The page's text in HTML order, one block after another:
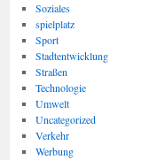
Soziales
spielplatz
Sport
Stadtentwicklung
Straßen
Technologie
Umwelt
Uncategorized
Verkehr
Werbung